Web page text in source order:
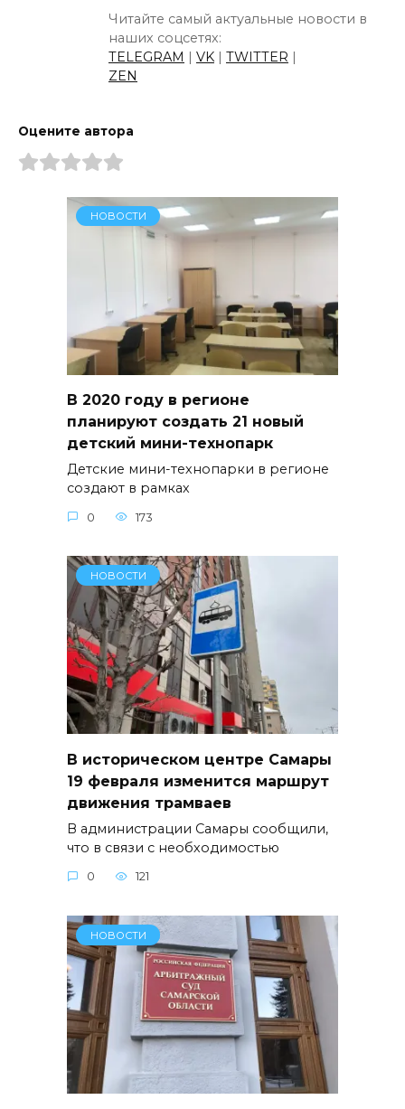
Читайте самый актуальные новости в
наших соцсетях:
TELEGRAM | VK | TWITTER |
ZEN
Оцените автора
НОВОСТИ
В 2020 году в регионе
планируют создать 21 новый
детский мини-технопарк
Детские мини-технопарки в регионе
создают в рамках
0 173
НОВОСТИ
В историческом центре Самары
19 февраля изменится маршрут
движения трамваев
В администрации Самары сообщили,
что в связи с необходимостью
0 121
НОВОСТИ